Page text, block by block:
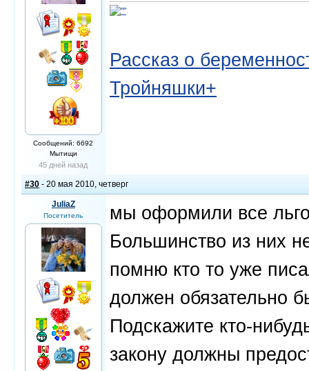
Сообщений: 6692
Мытищи
45 дней назад
Рассказ о
Тройняшки+
#30 - 20 мая 2010, четверг
JuliaZ
Посетитель
мы оформили все
Большинство из них
помню кто то уже
должен обязательно
Подскажите кто-
закону должны